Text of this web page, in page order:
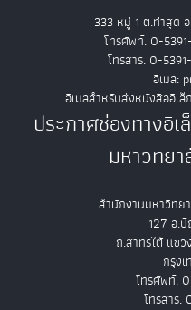
333 หมู่ 1 ต.ท่าสุด
โทรศัพท์. 0-
โทรสาร. 0-
อีเมล:
อีเมลสำหรับส่งหนังสืออิเ
ประกาศช่องทางอิ
มหาวิทย
สำนักงานมหาวิทย
127 อ.
ถ.สาทรใต้ แขว
กรุง
โทรศัพท์.
โทรสาร